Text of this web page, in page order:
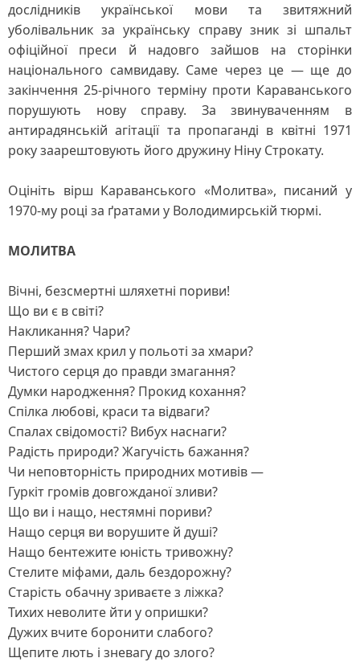
дослідників української мови та звитяжний
уболівальник за українську справу зник зі шпальт
офіційної преси й надовго зайшов на сторінки
національного самвидаву. Саме через це — ще до
закінчення 25-річного терміну проти Караванського
порушують нову справу. За звинуваченням в
антирадянській агітації та пропаганді в квітні 1971
року заарештовують його дружину Ніну Строкату.
Оцініть вірш Караванського «Молитва», писаний у
1970-му році за ґратами у Володимирській тюрмі.
МОЛИТВА
Вічні, безсмертні шляхетні пориви!
Що ви є в світі?
Накликання? Чари?
Перший змах крил у польоті за хмари?
Чистого серця до правди змагання?
Думки народження? Прокид кохання?
Спілка любові, краси та відваги?
Спалах свідомості? Вибух наснаги?
Радість природи? Жагучість бажання?
Чи неповторність природних мотивів —
Гуркіт громів довгожданої зливи?
Що ви і нащо, нестямні пориви?
Нащо серця ви ворушите й душі?
Нащо бентежите юність тривожну?
Стелите міфами, даль бездорожну?
Старість обачну зриваєте з ліжка?
Тихих неволите йти у опришки?
Дужих вчите боронити слабого?
Щепите лють і зневагу до злого?